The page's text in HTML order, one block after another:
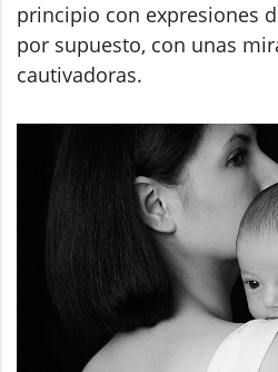
principio con expresiones
por supuesto, con unas
cautivadoras.